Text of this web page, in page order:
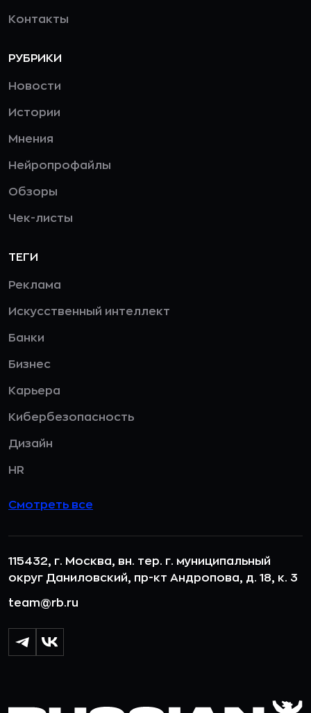
Контакты
РУБРИКИ
Новости
Истории
Мнения
Нейропрофайлы
Обзоры
Чек-листы
ТЕГИ
Реклама
Искусственный интеллект
Банки
Бизнес
Карьера
Кибербезопасность
Дизайн
HR
Смотреть все
115432, г. Москва, вн. тер. г. муниципальный
округ Даниловский, пр-кт Андропова, д. 18, к. 3
team@rb.ru